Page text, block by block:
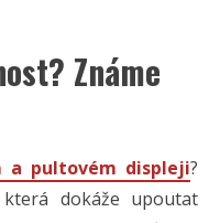
Známe
a pultovém displeji?
dokáže upoutat